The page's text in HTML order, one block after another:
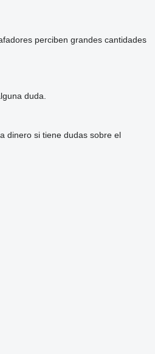
perciben grandes cantidades
duda.
dinero si tiene dudas sobre el